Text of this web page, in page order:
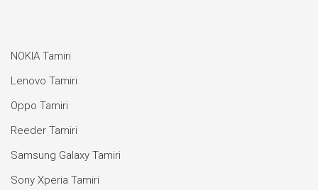
NOKIA Tamiri
Lenovo Tamiri
Oppo Tamiri
Reeder Tamiri
Samsung Galaxy Tamiri
Sony Xperia Tamiri